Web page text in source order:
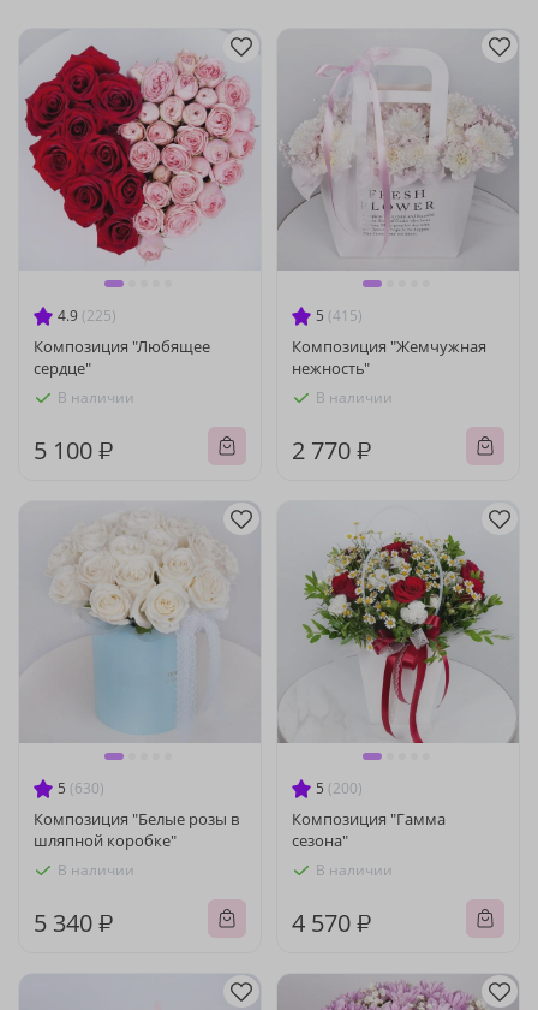
4.9 (225)
Композиция "Любящее
сердце"
В наличии
5 100 ₽
5 (415)
Композиция "Жемчужная
нежность"
В наличии
2 770 ₽
5 (630)
Композиция "Белые розы в
шляпной коробке"
В наличии
5 340 ₽
5 (200)
Композиция "Гамма
сезона"
В наличии
4 570 ₽